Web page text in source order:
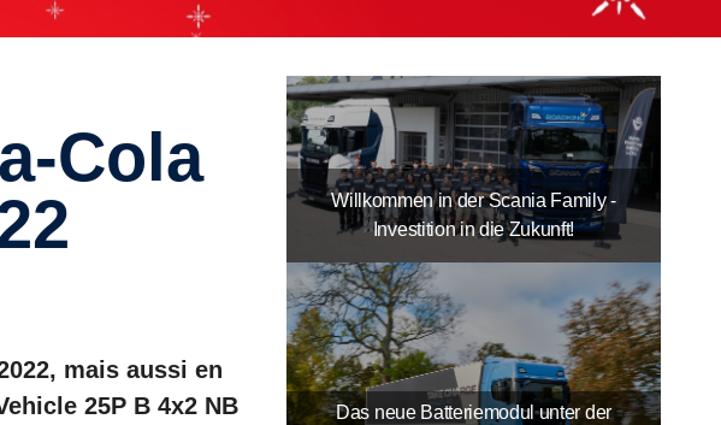
mais aussi en
25P B 4x2 NB
Willkommen in der Scania Family -
Investition in die Zukunft!
Das neue Batteriemodul unter der